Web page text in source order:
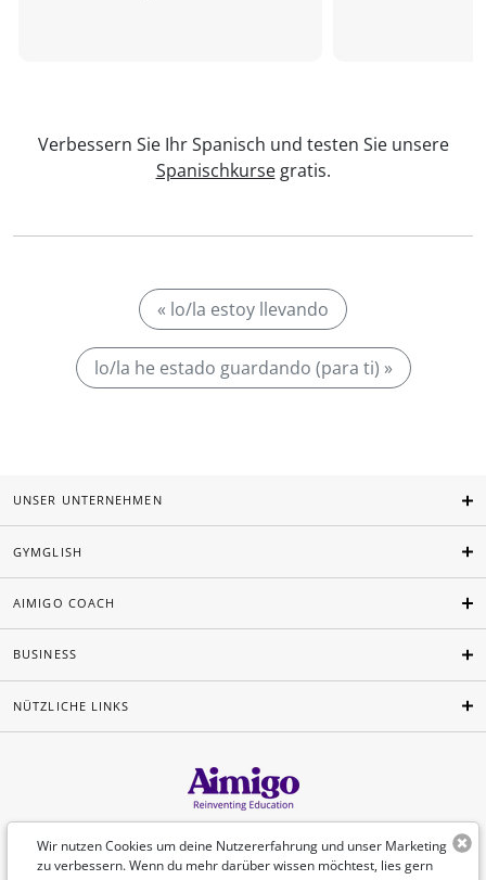
Verbessern Sie Ihr Spanisch und testen Sie unsere
Spanischkursegratis.
« lo/la estoy llevando
lo/la he estado guardando (para ti) »
Wir nutzen Cookies um deine Nutzererfahrung und unser Marketing
zu verbessern. Wenn du mehr darüber wissen möchtest, lies gern
UNSER UNTERNEHMEN
GYMGLISH
AIMIGO COACH
BUSINESS
NÜTZLICHE LINKS
Deutsch